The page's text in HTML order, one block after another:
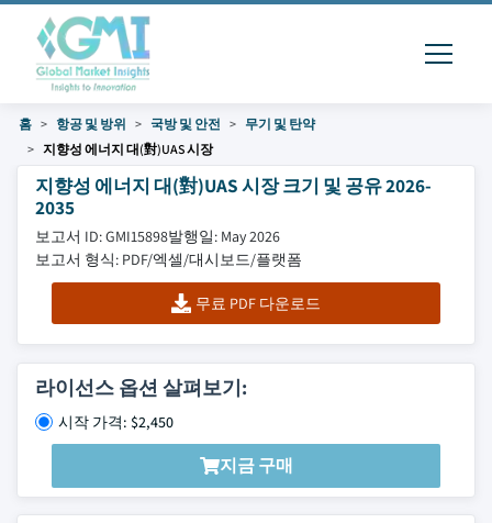
홈 항공 및 방위 국방 및 안전
무기 및 탄약
지향성 에너지 대(對)UAS 시장
지향성 에너지 대(對)UAS 시장 크기 및 공유 2026-
2035
보고서 ID: GMI15898발행일: May 2026
보고서 형식: PDF/엑셀/대시보드/플랫폼
무료 PDF 다운로드
라이선스 옵션 살펴보기:
시작 가격: $2,450
지금 구매